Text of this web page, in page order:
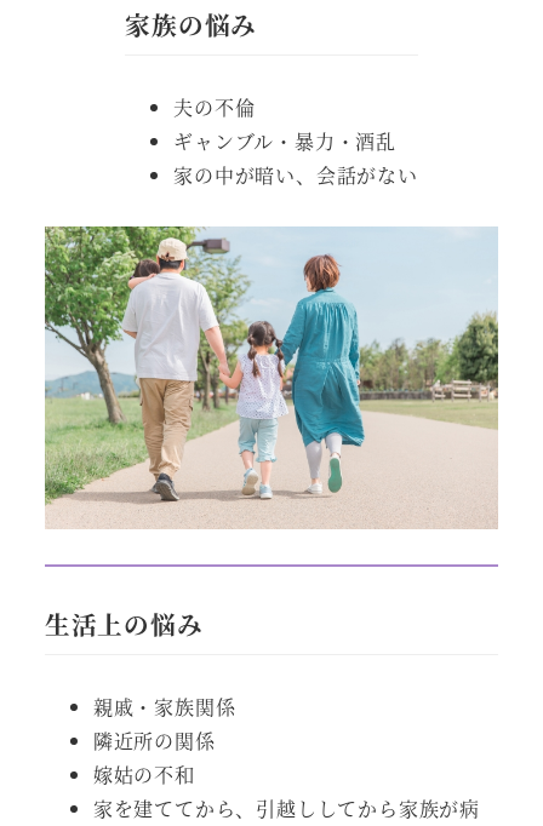
家族の悩み
夫の不倫
ギャンブル・暴力・酒乱
家の中が暗い、会話がない
生活上の悩み
親戚・家族関係
隣近所の関係
嫁姑の不和
家を建ててから、引越ししてから家族が病